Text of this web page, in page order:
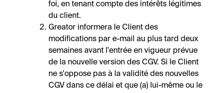
foi, en tenant compte des intérêts légitimes
du client.
Greator informera le Client des
modifications par e-mail au plus tard deux
semaines avant l'entrée en vigueur prévue
de la nouvelle version des CGV. Si le Client
ne s'oppose pas à la validité des nouvelles
CGV dans ce délai et que (a) lui-même ou le